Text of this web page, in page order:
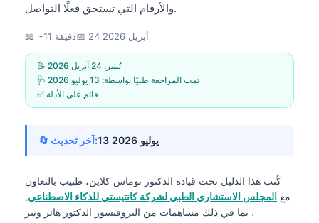
والأرقام التي تستحق فعلًا التواصل.
📖 ~11 دقيقة📅 24 أبريل 2026
📝 نُشر: 24 أبريل 2026
🩺 تمت المراجعة طبيًا بواسطة: 13 يوليو 2026
✅ قائم على الأدلة
🔄 آخر تحديث: 13 يوليو 2026
كُتب هذا الدليل تحت قيادة الدكتور توماس كلاين، طبيب بالتعاون
مع المجلس الاستشاري الطبي لشركة كانتيستي للذكاء الاصطناعي,
، بما في ذلك مساهمات من البروفيسور الدكتور هانز ويبر